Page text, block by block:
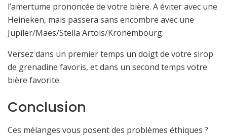
l’amertume prononcée de votre bière. A éviter avec une
Heineken, mais passera sans encombre avec une
Jupiler/Maes/Stella Artois/Kronembourg.
Versez dans un premier temps un doigt de votre sirop
de grenadine favoris, et dans un second temps votre
bière favorite.
Conclusion
Ces mélanges vous posent des problèmes éthiques ?